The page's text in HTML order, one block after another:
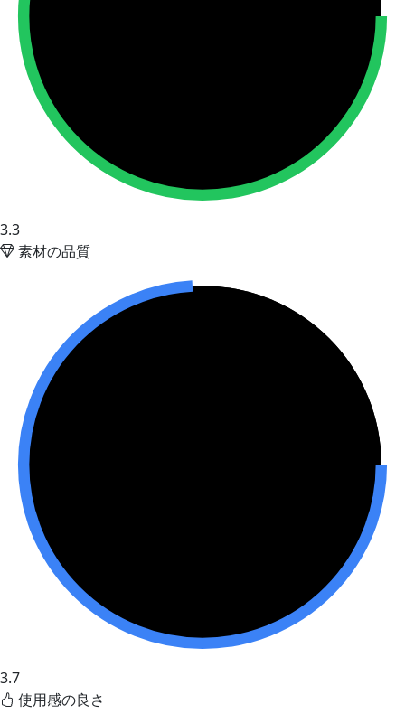
3.3
素材の品質
3.7
使用感の良さ